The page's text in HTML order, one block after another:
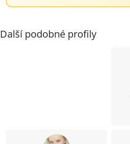
Další podobné profily